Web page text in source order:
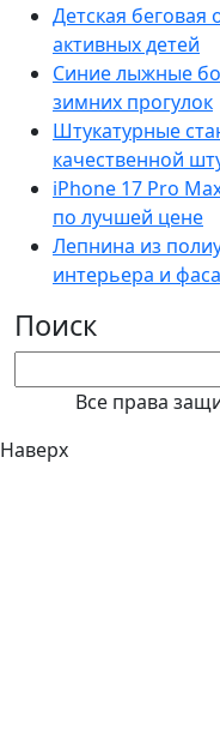
Детская
активных детей
Синие лыжные
зимних прогулок
Штукатурные
качественной
iPhone 17 Pro
по лучшей цене
Лепнина из
интерьера и
Поиск
Все права
Наверх